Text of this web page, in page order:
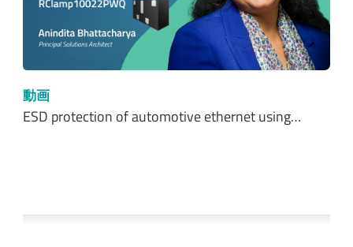
動画
ESD protection of automotive ethernet using…